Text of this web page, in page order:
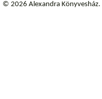
© 2026 Alexandra Könyvesház.